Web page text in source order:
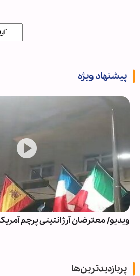
پیشنهاد ویژه
ویدیو/ معترضان آرژانتینی پرچم
پربازدیدترین‌ها